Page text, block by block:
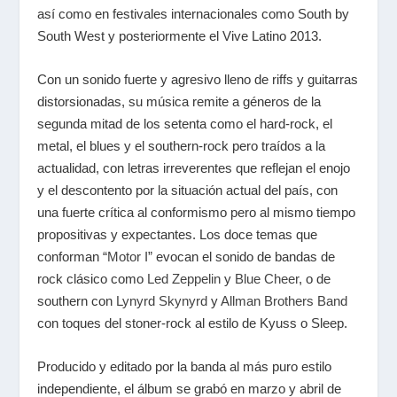
así como en festivales internacionales como South by
South West y posteriormente el Vive Latino 2013.
Con un sonido fuerte y agresivo lleno de riffs y guitarras
distorsionadas, su música remite a géneros de la
segunda mitad de los setenta como el hard-rock, el
metal, el blues y el southern-rock pero traídos a la
actualidad, con letras irreverentes que reflejan el enojo
y el descontento por la situación actual del país, con
una fuerte crítica al conformismo pero al mismo tiempo
propositivas y expectantes. Los doce temas que
conforman “Motor I” evocan el sonido de bandas de
rock clásico como Led Zeppelin y Blue Cheer, o de
southern con Lynyrd Skynyrd yAllman Brothers Band
con toques del stoner-rock al estilo de Kyuss o Sleep.
Producido y editado por la banda al más puro estilo
independiente, el álbum se grabó en marzo y abril de